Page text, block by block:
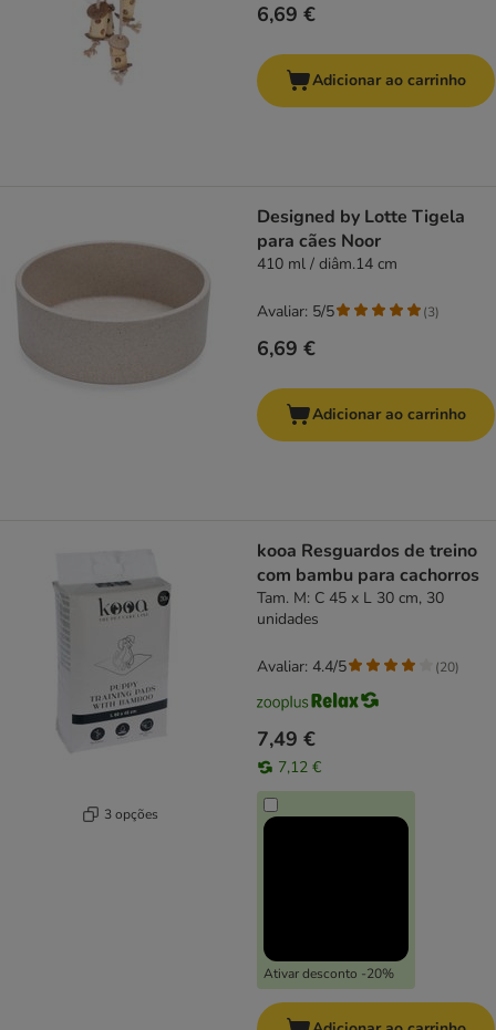
6,69 €
Adicionar ao carrinho
Designed by Lotte Tigela
para cães Noor
410 ml / diâm.14 cm
6,69 €
Avaliar: 5/5 (3)
Adicionar ao carrinho
3 opções
kooa Resguardos de treino
com bambu para cachorros
Tam. M: C 45 x L 30 cm, 30
unidades
7,49 €
7,12 €
Ativar desconto -20%
Avaliar: 4.4/5 (20)